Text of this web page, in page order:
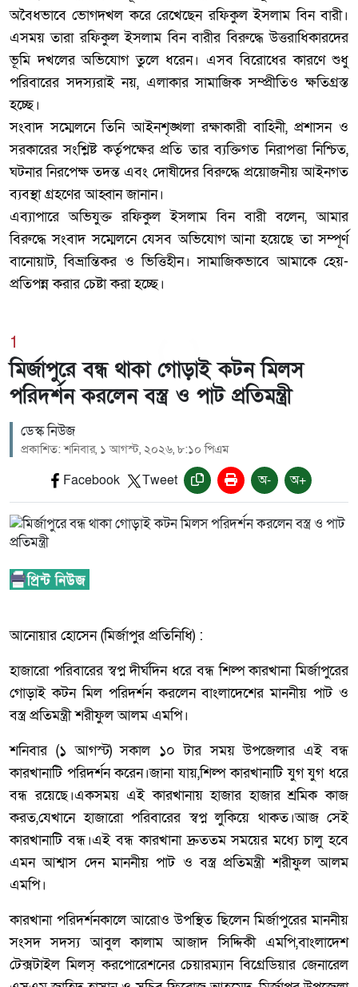
অবৈধভাবে ভোগদখল করে রেখেছেন রফিকুল ইসলাম বিন বারী।
এসময় তারা রফিকুল ইসলাম বিন বারীর বিরুদ্ধে উত্তরাধিকারদের
ভূমি দখলের অভিযোগ তুলে ধরেন। এসব বিরোধের কারণে শুধু
পরিবারের সদস্যরাই নয়, এলাকার সামাজিক সম্প্রীতিও ক্ষতিগ্রস্ত
হচ্ছে।
‎সংবাদ সম্মেলনে তিনি আইনশৃঙ্খলা রক্ষাকারী বাহিনী, প্রশাসন ও
সরকারের সংশ্লিষ্ট কর্তৃপক্ষের প্রতি তার ব্যক্তিগত নিরাপত্তা নিশ্চিত,
ঘটনার নিরপেক্ষ তদন্ত এবং দোষীদের বিরুদ্ধে প্রয়োজনীয় আইনগত
ব্যবস্থা গ্রহণের আহ্বান জানান।
‎এব্যাপারে অভিযুক্ত রফিকুল ইসলাম বিন বারী বলেন, আমার
বিরুদ্ধে সংবাদ সম্মেলনে যেসব অভিযোগ আনা হয়েছে তা সম্পূর্ণ
বানোয়াট, বিভ্রান্তিকর ও ভিত্তিহীন। সামাজিকভাবে আমাকে হেয়-
প্রতিপন্ন করার চেষ্টা করা হচ্ছে।
1
মির্জাপুরে বন্ধ থাকা গোড়াই কটন মিলস
পরিদর্শন করলেন বস্ত্র ও পাট প্রতিমন্ত্রী
ডেস্ক নিউজ
প্রকাশিত: শনিবার, ১ আগস্ট, ২০২৬, ৮:১০ পিএম
Facebook Tweet অ- অ+
আনোয়ার হোসেন (মির্জাপুর প্রতিনিধি) :
হাজারো পরিবারের স্বপ্ন দীর্ঘদিন ধরে বন্ধ শিল্প কারখানা মির্জাপুরের
গোড়াই কটন মিল পরিদর্শন করলেন বাংলাদেশের মাননীয় পাট ও
বস্ত্র প্রতিমন্ত্রী শরীফুল আলম এমপি।
শনিবার (১ আগস্ট) সকাল ১০ টার সময় উপজেলার এই বন্ধ
কারখানাটি পরিদর্শন করেন।জানা যায়,শিল্প কারখানাটি যুগ যুগ ধরে
বন্ধ রয়েছে।একসময় এই কারখানায় হাজার হাজার শ্রমিক কাজ
করত,যেখানে হাজারো পরিবারের স্বপ্ন লুকিয়ে থাকত।আজ সেই
কারখানাটি বন্ধ।এই বন্ধ কারখানা দ্রুততম সময়ের মধ্যে চালু হবে
এমন আশ্বাস দেন মাননীয় পাট ও বস্ত্র প্রতিমন্ত্রী শরীফুল আলম
এমপি।
কারখানা পরিদর্শনকালে আরোও উপস্থিত ছিলেন মির্জাপুরের মাননীয়
সংসদ সদস্য আবুল কালাম আজাদ সিদ্দিকী এমপি,বাংলাদেশ
টেক্সটাইল মিলস্ করপোরেশনের চেয়ারম্যান বিগ্রেডিয়ার জেনারেল